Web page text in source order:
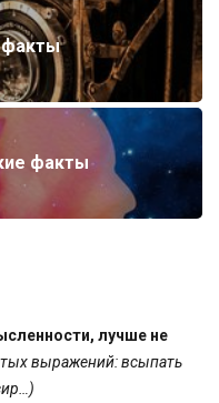
факты
факты
лучше не
выражений: всыпать